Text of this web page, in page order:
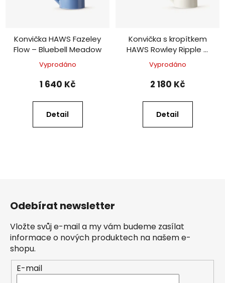
Konvička HAWS Fazeley
Flow – Bluebell Meadow
Vyprodáno
1 640 Kč
Detail
Konvička s kropítkem
HAWS Rowley Ripple –
White Granite
Vyprodáno
2 180 Kč
Detail
Odebírat newsletter
Vložte svůj e-mail a my vám budeme zasílat
informace o nových produktech na našem e-
shopu.
E-mail